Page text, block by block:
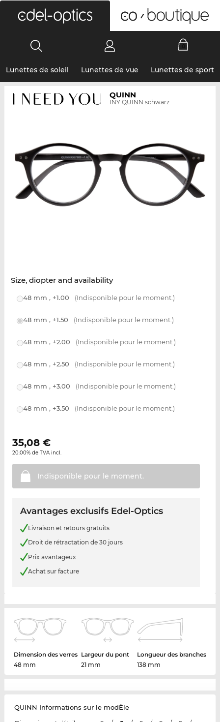
Lunettes de soleil Lunettes de vue Lunettes de sport
QUINN
INY QUINN schwarz
Size, diopter and availability
48 mm , +1.00 (Indisponible pour le moment.)
48 mm , +1.50 (Indisponible pour le moment.)
48 mm , +2.00 (Indisponible pour le moment.)
48 mm , +2.50 (Indisponible pour le moment.)
48 mm , +3.00 (Indisponible pour le moment.)
48 mm , +3.50 (Indisponible pour le moment.)
35,08€
20.00% de TVA incl.
Indisponible pour le moment.
Avantages exclusifs Edel-Optics
Livraison et retours gratuits
Droit de rétractation de 30 jours
Prix avantageux
Achat sur facture
Dimension des verres
48 mm
Largeur du pont
21 mm
Longueur des branches
138 mm
QUINN Informations sur le modÈle